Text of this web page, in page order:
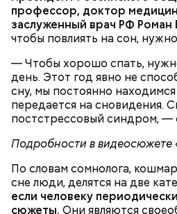
профессор, доктор
заслуженный врач РФ Роман
чтобы повлиять на сон,
— Чтобы хорошо спать,
день. Этот год явно не
сну, мы постоянно находимся
передается на сновидения.
постстрессовый синдром, —
Подробности в видеосюжете
По словам сомнолога,
сне люди, делятся на две
если человеку
сюжеты. Они являются
На Руси святителя Николая
покровителем моряков,
молились и земледельцы — о
добром урожае. Была
любит, кто Николаю служит,
дочерей.
500 г помидоров;
150 г шпината;
50 г лиственного салата;
1/2 стакана растительного
уксус по вкусу;
30 г сахара.
нарезанные небольшими
минут. Листья шпината или
ботвой свеклы. Полученный
уксусом, сахаром. Подать
виде, посыпать их рубленым